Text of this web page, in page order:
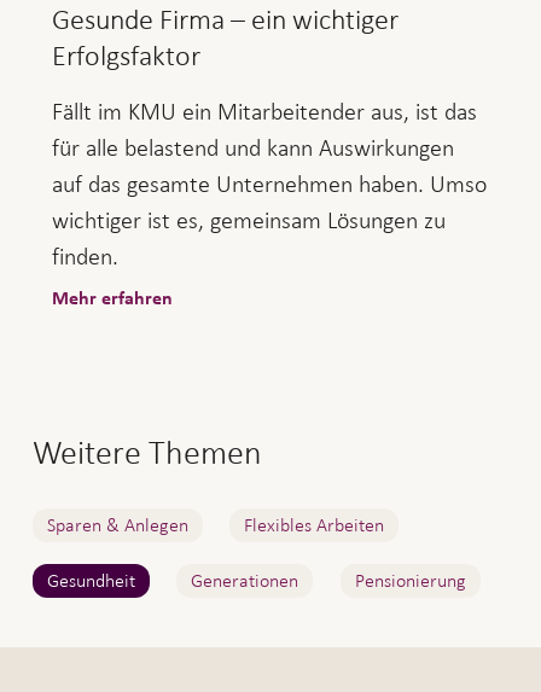
Gesunde Firma – ein wichtiger
Erfolgsfaktor
Fällt im KMU ein Mitarbeitender aus, ist das
für alle belastend und kann Auswirkungen
auf das gesamte Unternehmen haben. Umso
wichtiger ist es, gemeinsam Lösungen zu
finden.
Mehr erfahren
Weitere Themen
Sparen & Anlegen Flexibles Arbeiten
Gesundheit Generationen Pensionierung